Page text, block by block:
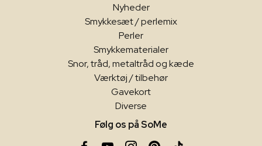
Nyheder
Smykkesæt / perlemix
Perler
Smykkematerialer
Snor, tråd, metaltråd og kæde
Værktøj / tilbehør
Gavekort
Diverse
Følg os på SoMe